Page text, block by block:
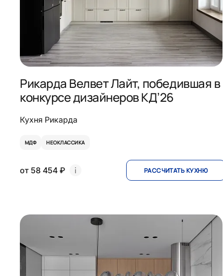
Рикарда Велвет Лайт, победившая в
конкурсе дизайнеров КД’26
Кухня Рикарда
МДФ НЕОКЛАССИКА
от 58 454 ₽ РАССЧИТАТЬ КУХНЮ